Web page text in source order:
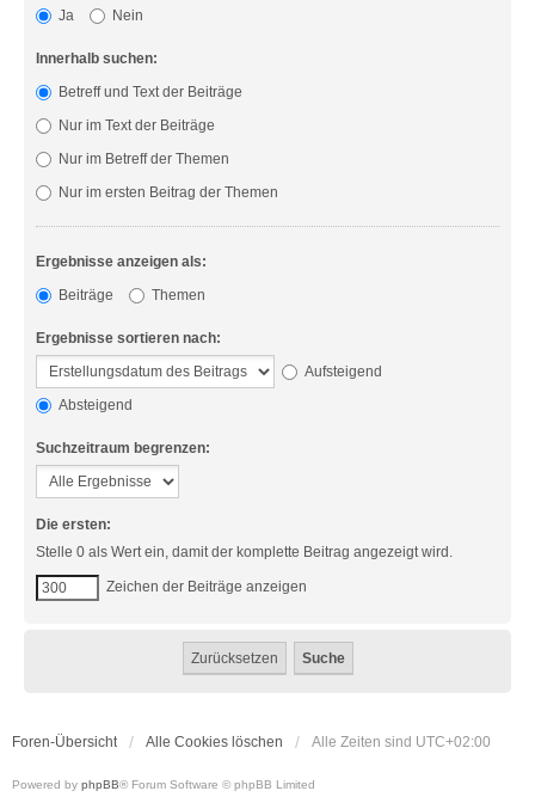
Ja
Nein
Innerhalb suchen:
Betreff und Text der Beiträge
Nur im Text der Beiträge
Nur im Betreff der Themen
Nur im ersten Beitrag der Themen
Ergebnisse anzeigen als:
Beiträge
Themen
Ergebnisse sortieren nach:
Aufsteigend
Absteigend
Suchzeitraum begrenzen:
Die ersten:
Stelle 0 als Wert ein, damit der komplette Beitrag angezeigt wird.
Zeichen der Beiträge anzeigen
Foren-Übersicht Alle Cookies löschen Alle Zeiten sind UTC+02:00
Powered by phpBB® Forum Software © phpBB Limited